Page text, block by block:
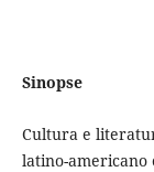
Sinopse
Cultura e
latino-